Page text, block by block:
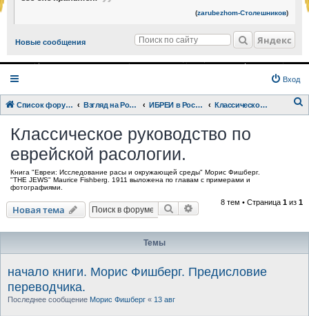
(zarubezhom-Столешников)
Новые сообщения Яндекс
Вход
Список форумов Взгляд на Россию с разных точек зрения. ИБРЕИ в России Классическое руководство по еврейской расологии.
Классическое руководство по
еврейской расологии.
Книга "Евреи: Исследование расы и окружающей среды" Морис Фишберг.
"THE JEWS" Maurice Fishberg. 1911 выложена по главам с примерами и
фотографиями.
Новая тема Поиск Расширенный поиск
8 тем • Страница 1 из 1
Темы
начало книги. Морис Фишберг. Предисловие
переводчика.
Последнее сообщение Морис Фишберг « 13 авг